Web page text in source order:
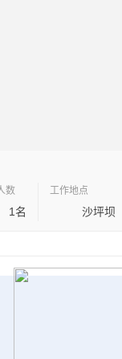
工作地点
沙坪坝
数
1名